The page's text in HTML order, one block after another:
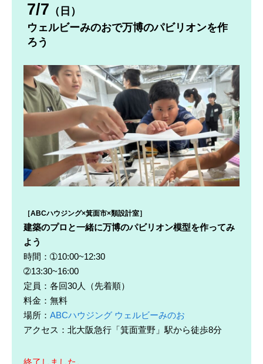
7/7 （日）
ウェルビーみのおで万博のパビリオンを作
ろう
［ABCハウジング×箕面市×類設計室］
建築のプロと一緒に万博のパビリオン模型を作ってみ
よう
時間：➀10:00~12:30
➁13:30~16:00
定員：各回30人（先着順）
料金：無料
場所： ABCハウジング ウェルビーみのお
アクセス：北大阪急行「箕面萱野」駅から徒歩8分
終了しました。